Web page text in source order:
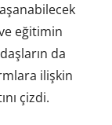
eğitimin
da
ilişkin
çizdi.